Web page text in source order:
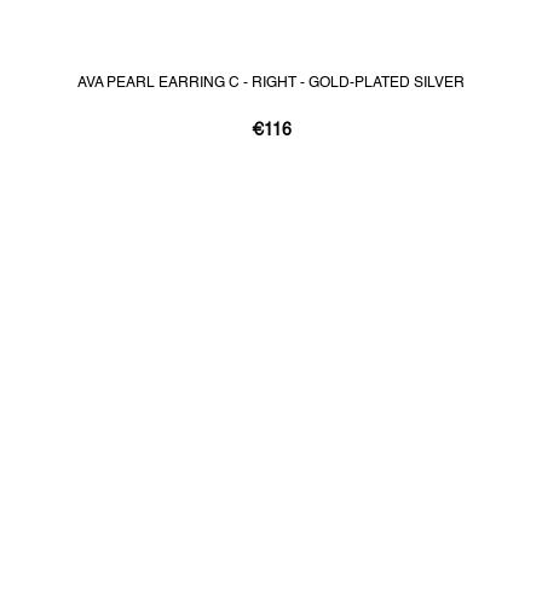
AVA PEARL EARRING C - RIGHT - GOLD-PLATED SILVER
€116